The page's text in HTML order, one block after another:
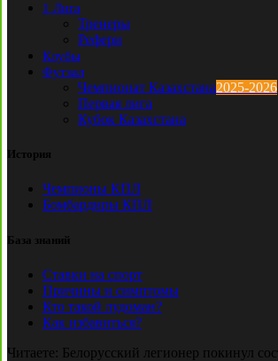
1 Лига
Тренеры
Рефери
Клубы
Футзал
Чемпионат Казахстана2025-2026
Первая лига
Кубок Казахстана
История
Чемпионы КПЛ
Бомбардиры КПЛ
База знаний
Ставки на спорт
Причины и симптомы
Кто такой лудоман?
Как избавиться?
Читаете: Белорусский легионер покинул